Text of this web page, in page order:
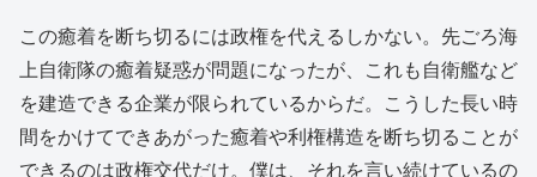
この癒着を断ち切るには政権を代えるしかない。先ごろ海
上自衛隊の癒着疑惑が問題になったが、これも自衛艦など
を建造できる企業が限られているからだ。こうした長い時
間をかけてできあがった癒着や利権構造を断ち切ることが
できるのは政権交代だけ。僕は、それを言い続けているの